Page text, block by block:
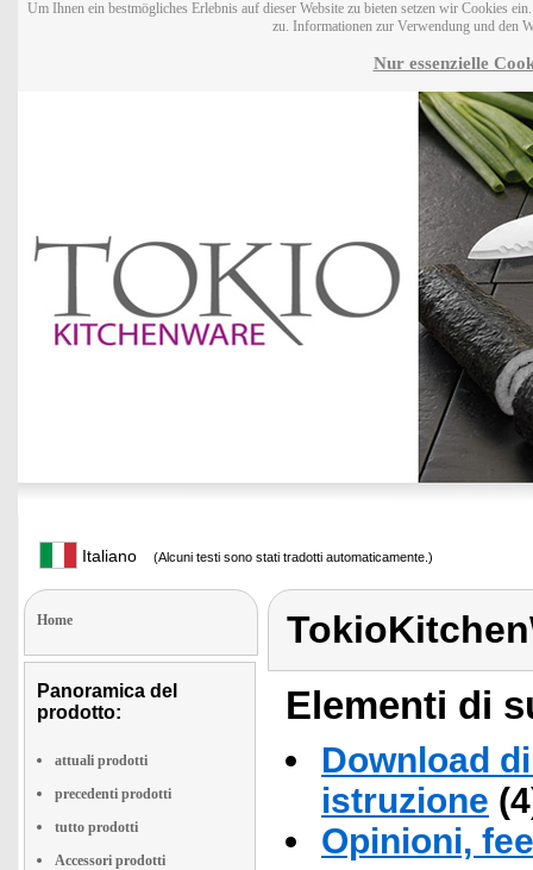
Um Ihnen ein bestmögliches Erlebnis auf dieser Website zu bieten setzen wir Cookies
zu. Informationen zur Verwendung und den
Nur essenzielle
Italiano (Alcuni testi sono stati tradotti automaticamente.)
Home
Panoramica del
prodotto:
attuali prodotti
precedenti prodotti
tutto prodotti
Accessori prodotti
Elementi di
Download
istruzione
Opinioni,